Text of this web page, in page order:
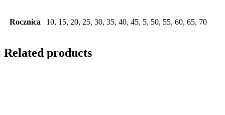
Rocznica 10, 15, 20, 25, 30, 35, 40, 45, 5, 50, 55, 60, 65, 70
Related products